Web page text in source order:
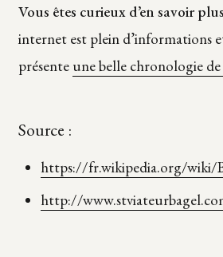
Vous êtes curieux d’en savoir
internet est plein d’informations
présente une belle chronologie
Source :
https://fr.wikipedia.org/wiki/
http://